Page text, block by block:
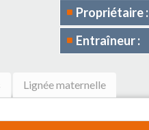
Propriétaire :
Entraîneur :
Lignée maternelle